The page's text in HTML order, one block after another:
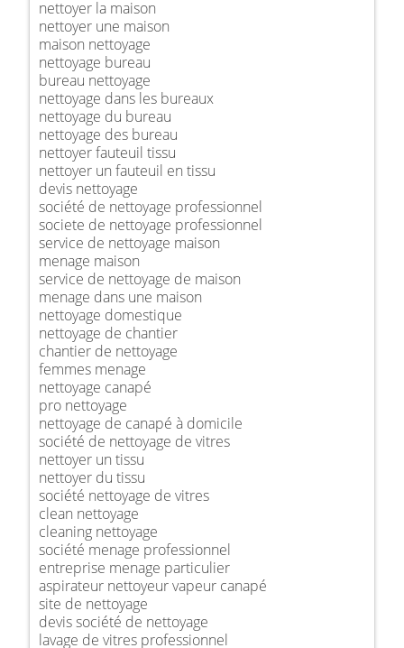
nettoyer la maison
nettoyer une maison
maison nettoyage
nettoyage bureau
bureau nettoyage
nettoyage dans les bureaux
nettoyage du bureau
nettoyage des bureau
nettoyer fauteuil tissu
nettoyer un fauteuil en tissu
devis nettoyage
société de nettoyage professionnel
societe de nettoyage professionnel
service de nettoyage maison
menage maison
service de nettoyage de maison
menage dans une maison
nettoyage domestique
nettoyage de chantier
chantier de nettoyage
femmes menage
nettoyage canapé
pro nettoyage
nettoyage de canapé à domicile
société de nettoyage de vitres
nettoyer un tissu
nettoyer du tissu
société nettoyage de vitres
clean nettoyage
cleaning nettoyage
société menage professionnel
entreprise menage particulier
aspirateur nettoyeur vapeur canapé
site de nettoyage
devis société de nettoyage
lavage de vitres professionnel